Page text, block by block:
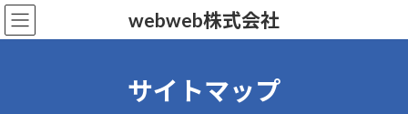
コ
ン
ナ
ビ
webweb株式会社
サイトマップ